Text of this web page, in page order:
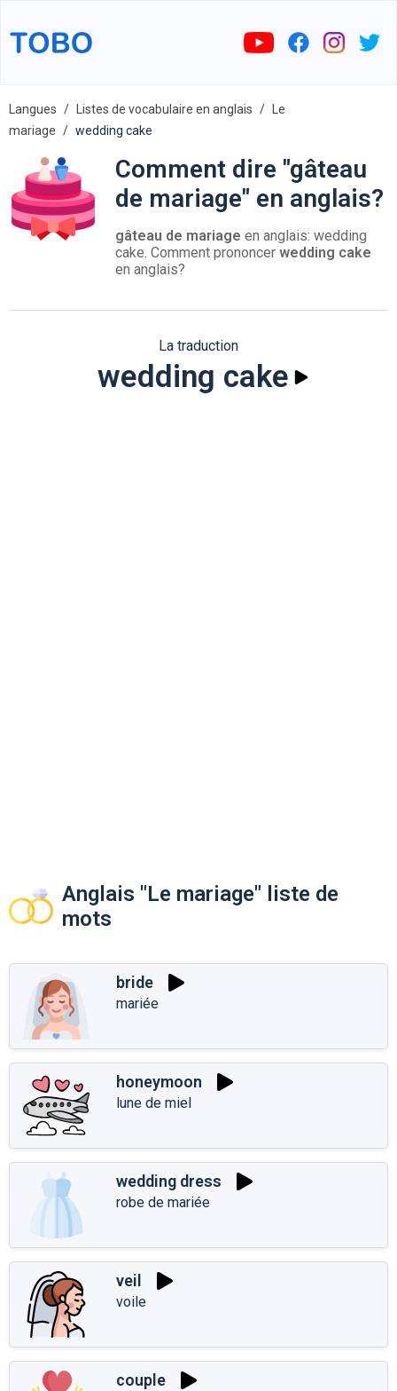
Langues Listes de vocabulaire en anglais
Le
mariage
wedding cake
Comment dire "gâteau
de mariage" en anglais?
gâteau de mariage en anglais: wedding
cake. Comment prononcer wedding cake
en anglais?
La traduction
wedding cake
Anglais "Le mariage" liste de
mots
bride
mariée
honeymoon
lune de miel
wedding dress
robe de mariée
veil
voile
couple